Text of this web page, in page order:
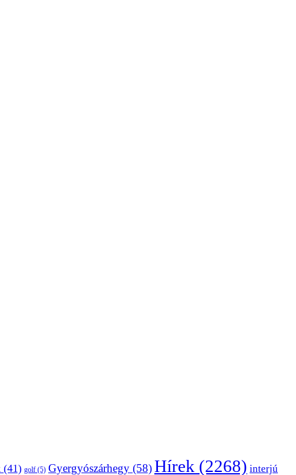
(41) golf (5) Gyergyószárhegy (58)Hírek (2268) interjú